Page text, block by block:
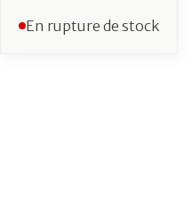
En rupture de stock